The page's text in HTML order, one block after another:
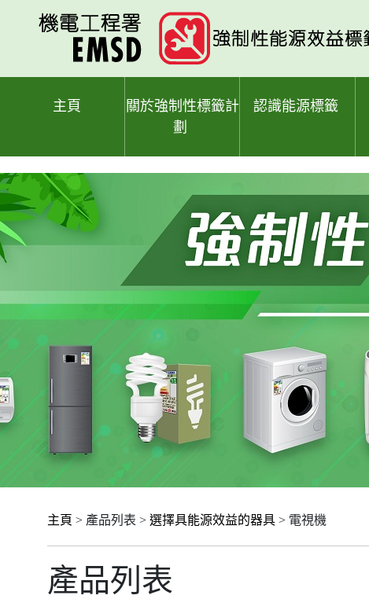
主頁
關於強制性標籤計
劃
認識能源標籤
主頁 > 產品列表 > 選擇具能源效益的器具 > 電視機
產品列表